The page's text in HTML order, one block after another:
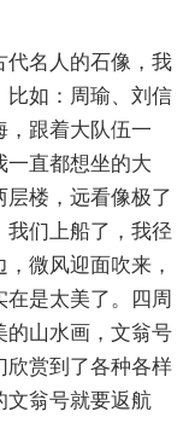
代名人的石像，我
比如：周瑜、刘信
，跟着大队伍一
一直都想坐的大
楼，远看像极了
我们上船了，我径
微风迎面吹来，
是太美了。四周
的山水画，文翁号
欣赏到了各种各样
文翁号就要返航